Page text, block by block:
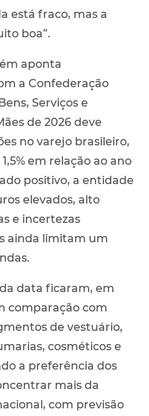
está fraco, mas a
boa”.
aponta
a Confederação
Serviços e
de 2026 deve
no varejo brasileiro,
em relação ao ano
positivo, a entidade
elevados, alto
e incertezas
ainda limitam um
data ficaram, em
comparação com
de vestuário,
cosméticos e
a preferência dos
mais da
com previsão